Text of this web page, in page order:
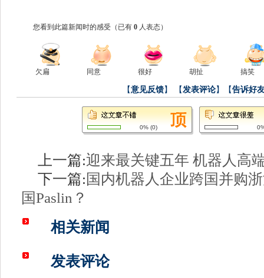
您看到此篇新闻时的感受 （已有 0 人表态）
欠扁 同意 很好 胡扯 搞笑
【意见反馈】 【发表评论】【告诉好
0% (0)
上一篇:迎来最关键五年 机器人高
下一篇: 国内机器人企业跨国并购
国Paslin？
相关新闻
发表评论